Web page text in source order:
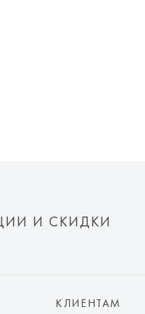
И СКИДКИ
КЛИЕНТАМ